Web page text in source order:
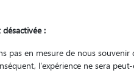
Pour quel animal ?
:
pas en mesure de nous souvenir
l'expérience ne sera